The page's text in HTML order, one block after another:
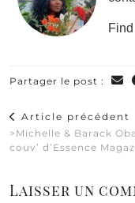
Partager le post :
Article précédent
>Michelle & Barack
couv’ d’Essence
Laisser un